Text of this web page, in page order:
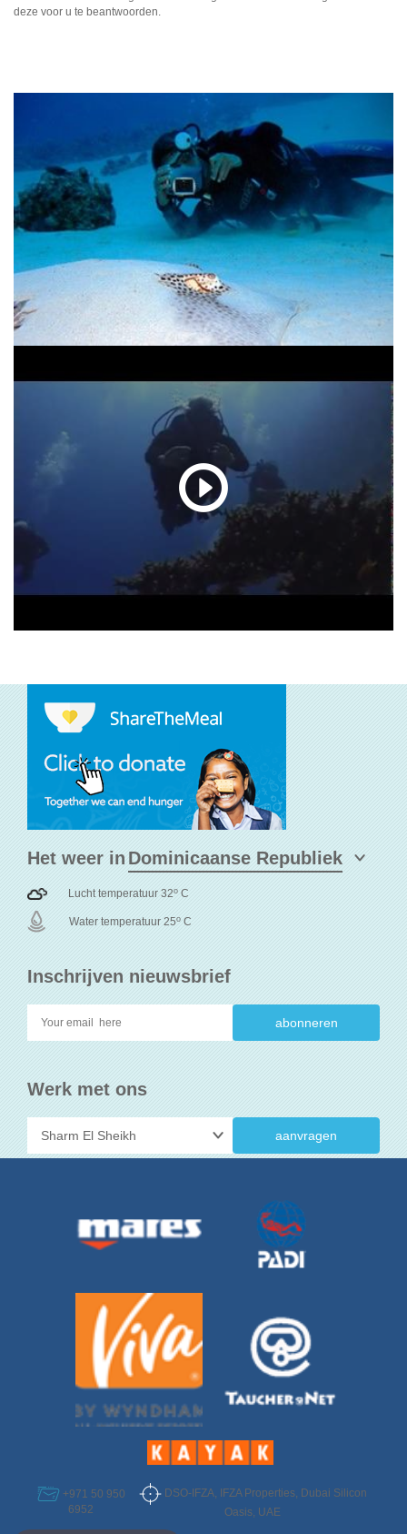
deze voor u te beantwoorden.
Inschrijven nieuwsbrief
Werk met ons
aanvragen
Het weer in
Lucht temperatuur 32o C
Water temperatuur 25o C
+971 50 950
6952
DSO-IFZA, IFZA Properties, Dubai Silicon
Oasis, UAE